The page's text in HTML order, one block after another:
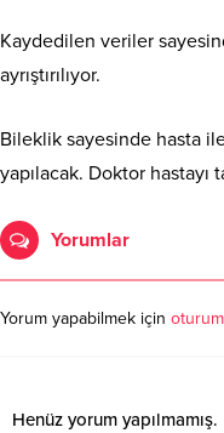
Kaydedilen veriler
ayrıştırılıyor.
Bileklik sayesinde hasta
yapılacak. Doktor hastayı
Yorumlar
Yorum yapabilmek için oturum
Henüz yorum